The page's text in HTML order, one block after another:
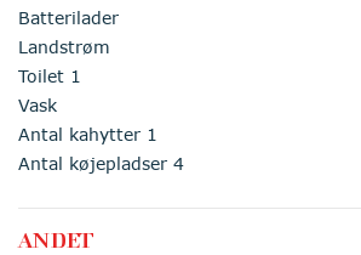
Batterilader
Landstrøm
Toilet 1
Vask
Antal kahytter 1
Antal køjepladser 4
ANDET